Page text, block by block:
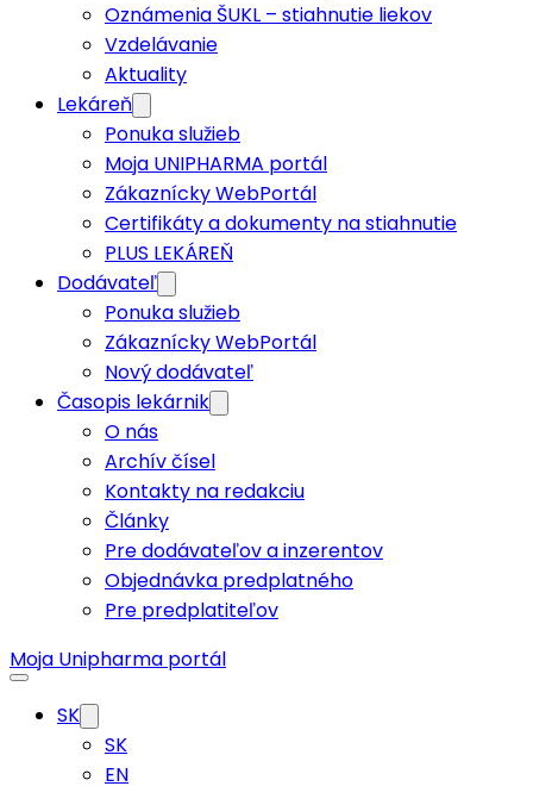
Oznámenia ŠUKL – stiahnutie liekov
Vzdelávanie
Aktuality
Lekáreň
Ponuka služieb
Moja UNIPHARMA portál
Zákaznícky WebPortál
Certifikáty a dokumenty na stiahnutie
PLUS LEKÁREŇ
Dodávateľ
Ponuka služieb
Zákaznícky WebPortál
Nový dodávateľ
Časopis lekárnik
O nás
Archív čísel
Kontakty na redakciu
Články
Pre dodávateľov a inzerentov
Objednávka predplatného
Pre predplatiteľov
Moja Unipharma portál
SK
SK
EN